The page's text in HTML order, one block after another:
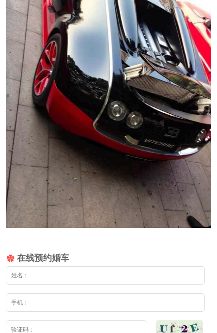
在线预约婚车